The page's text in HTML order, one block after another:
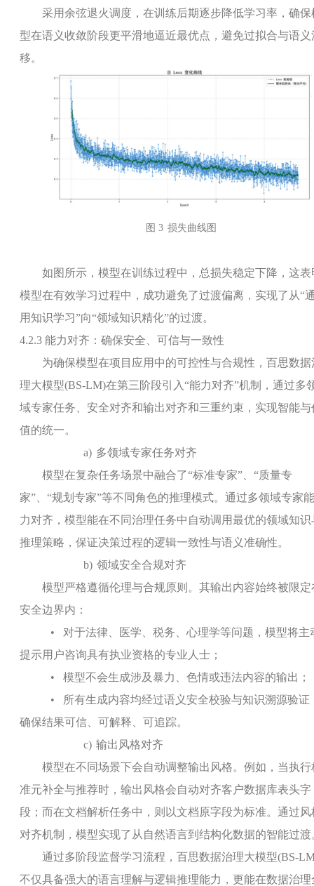
采用余弦退火调度，在训练后期逐步降低学习率，确保
型在语义收敛阶段更平滑地逼近最优点，避免过拟合与语义
移。
图 3 损失曲线图
如图所示，模型在训练过程中，总损失稳定下降，这表
模型在有效学习过程中，成功避免了过渡偏离，实现了从“
用知识学习”向“领域知识精化”的过渡。
4.2.3 能力对齐 ：确保安全、可信与一致性
为确保模型在项目应用中的可控性与合规性，百思数据
理大模型(BS-LM)在第三阶段引入“能力对齐”机制，通过多
域专家任务、安全对齐和输出对齐和三重约束，实现智能与
值的统一。
a) 多领域专家任务对齐
模型在复杂任务场景中融合了“标准专家”、“质量专
家”、“规划专家”等不同角色的推理模式。通过多领域专家能
力对齐，模型能在不同治理任务中自动调用最优的领域知识
推理策略，保证决策过程的逻辑一致性与语义准确性。
b) 领域安全合规对齐
模型严格遵循伦理与合规原则。其输出内容始终被限定
安全边界内：
•
对于法律、医学、税务、心理学等问题，模型将主
提示用户咨询具有执业资格的专业人士；
•
模型不会生成涉及暴力、色情或违法内容的输出；
•
所有生成内容均经过语义安全校验与知识溯源验证
确保结果可信、可解释、可追踪。
c) 输出风格对齐
模型在不同场景下会自动调整输出风格。例如，当执行
准元补全与推荐时，输出风格会自动对齐客户数据库表头字
段；而在文档解析任务中，则以文档原字段为标准。通过风
对齐机制，模型实现了从自然语言到结构化数据的智能过渡
通过多阶段监督学习流程，百思数据治理大模型(BS-
不仅具备强大的语言理解与逻辑推理能力，更能在数据治理